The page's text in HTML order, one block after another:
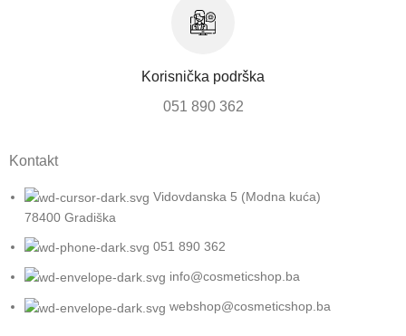
Korisnička podrška
051 890 362
Kontakt
Vidovdanska 5 (Modna kuća)
78400 Gradiška
051 890 362
info@cosmeticshop.ba
webshop@cosmeticshop.ba